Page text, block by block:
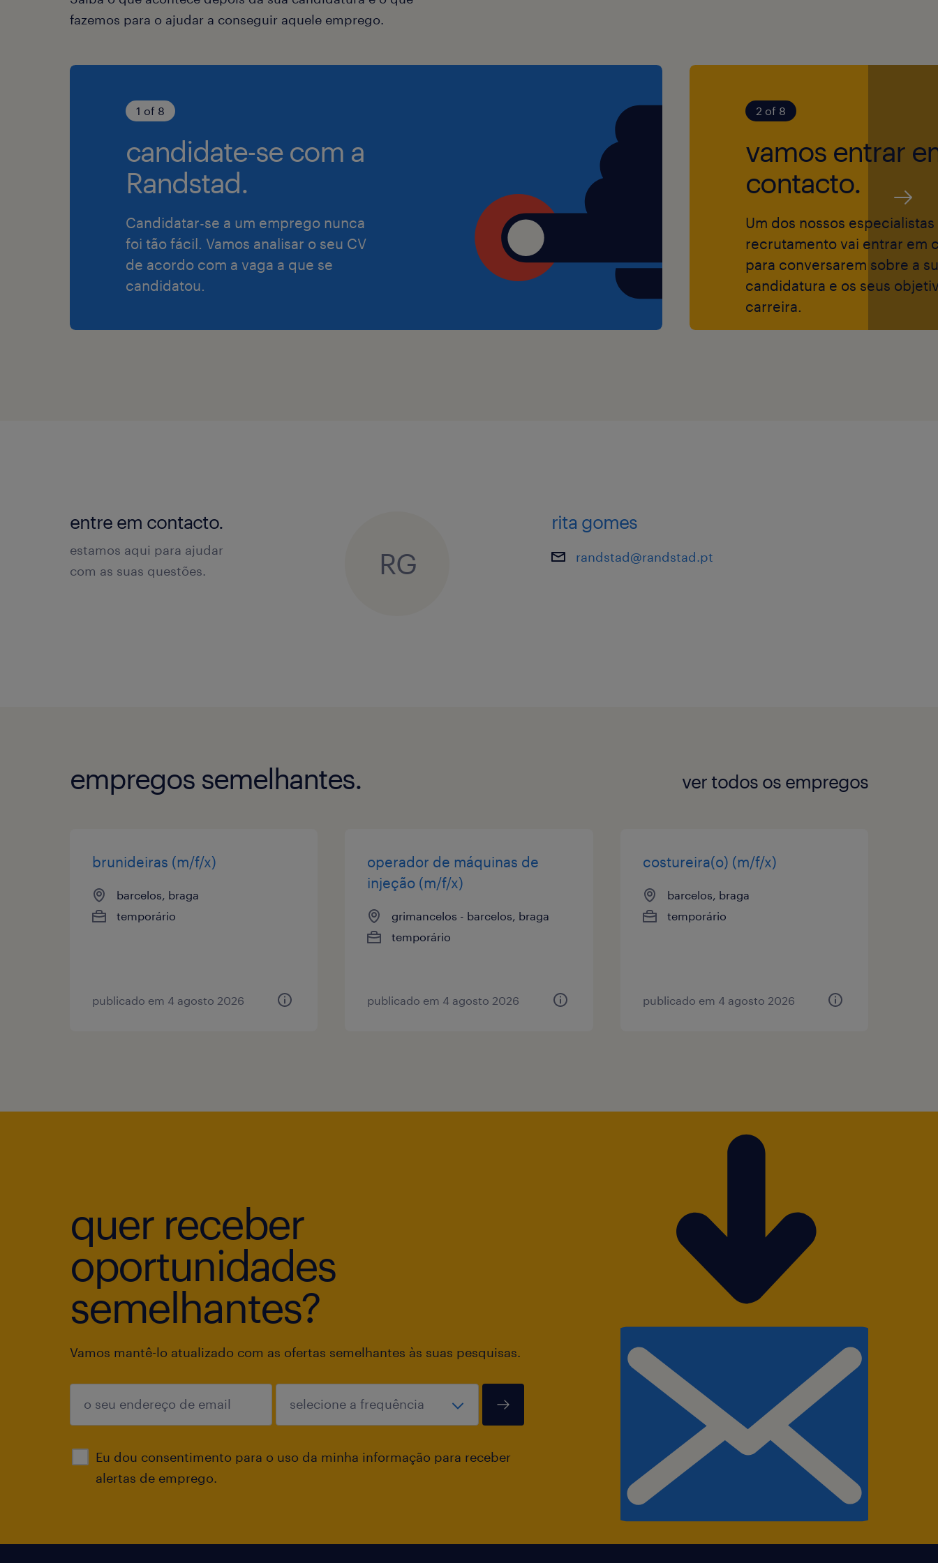
independentemente de etnia, cor, religião, sexo,
nacionalidade, idade, informações genéticas,
incapacidade ou qualquer outro estatuto de grupo
Caso necessites de alguma adaptação, de modo a
tornar a tua candidatura ou entrevista mais
confortável, por favor, não hesites em informar os/as
nossos/as consultores/as de recrutamento.
fazemos para o ajudar a conseguir aquele emprego.
1 of 8
candidate-se com a
Randstad.
Candidatar-se a um emprego nunca
foi tão fácil. Vamos analisar o seu CV
de acordo com a vaga a que se
candidatou.
2 of 8
vamos entrar
contacto.
Um dos nossos
recrutamento vai entrar em
para conversarem sobre a
candidatura e os seus
carreira.
entre em contacto.
estamos aqui para ajudar
com as suas questões.
RG
rita gomes
randstad@randstad.pt
empregos semelhantes. ver todos os empregos
brunideiras (m/f/x)
barcelos, braga
temporário
publicado em 4 agosto 2026
operador de máquinas de
injeção (m/f/x)
grimancelos - barcelos, braga
temporário
publicado em 4 agosto 2026
costureira(o) (m/f/x)
barcelos, braga
temporário
publicado em 4 agosto 2026
quer receber
oportunidades
semelhantes?
Vamos mantê-lo atualizado com as ofertas semelhantes às suas pesquisas.
Eu dou consentimento para o uso da minha informação para receber
alertas de emprego.
enviar